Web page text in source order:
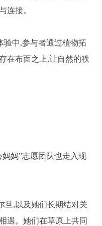
连接。
验中,参与者通过植物拓
在布面之上,让自然的秩
妈”志愿团队也走入现
旦,以及她们长期结对关
遇。她们在草原上共同